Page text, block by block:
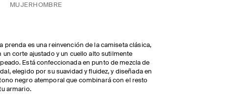
MUJER HOMBRE
prenda es una reinvención de la camiseta clásica,
un corte ajustado y un cuello alto sutilmente
Está confeccionada en punto de mezcla de
elegido por su suavidad y fluidez, y diseñada en
negro atemporal que combinará con el resto
armario.